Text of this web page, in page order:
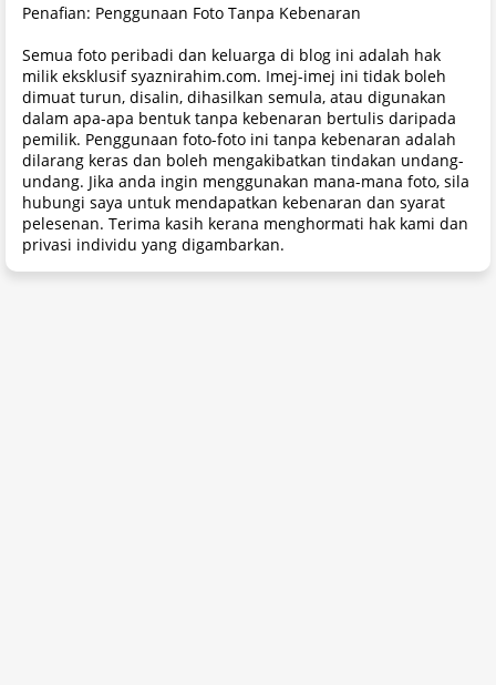
Penafian: Penggunaan Foto Tanpa Kebenaran
Semua foto peribadi dan keluarga di blog ini adalah hak
milik eksklusif syaznirahim.com. Imej-imej ini tidak boleh
dimuat turun, disalin, dihasilkan semula, atau digunakan
dalam apa-apa bentuk tanpa kebenaran bertulis daripada
pemilik. Penggunaan foto-foto ini tanpa kebenaran adalah
dilarang keras dan boleh mengakibatkan tindakan undang-
undang. Jika anda ingin menggunakan mana-mana foto, sila
hubungi saya untuk mendapatkan kebenaran dan syarat
pelesenan. Terima kasih kerana menghormati hak kami dan
privasi individu yang digambarkan.